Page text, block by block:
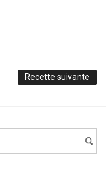
Recette suivante